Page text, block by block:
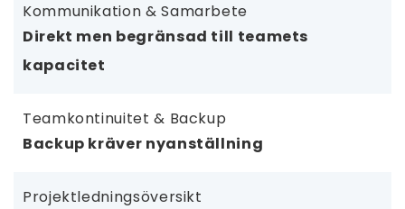
Kommunikation & Samarbete
Direkt men begränsad till teamets
kapacitet
Teamkontinuitet & Backup
Backup kräver nyanställning
Projektledningsöversikt